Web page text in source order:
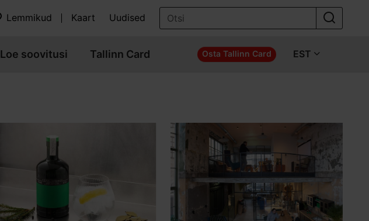
Lemmikud Kaart Uudised
Loe soovitusi Tallinn Card Osta Tallinn Card EST